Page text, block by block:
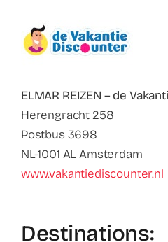
Faq
ABC Van De Toeristische
Français
ELMAR REIZEN – de
Herengracht 258
Postbus 3698
NL-1001 AL Amsterdam
www.vakantiediscounter.nl
Destinations: